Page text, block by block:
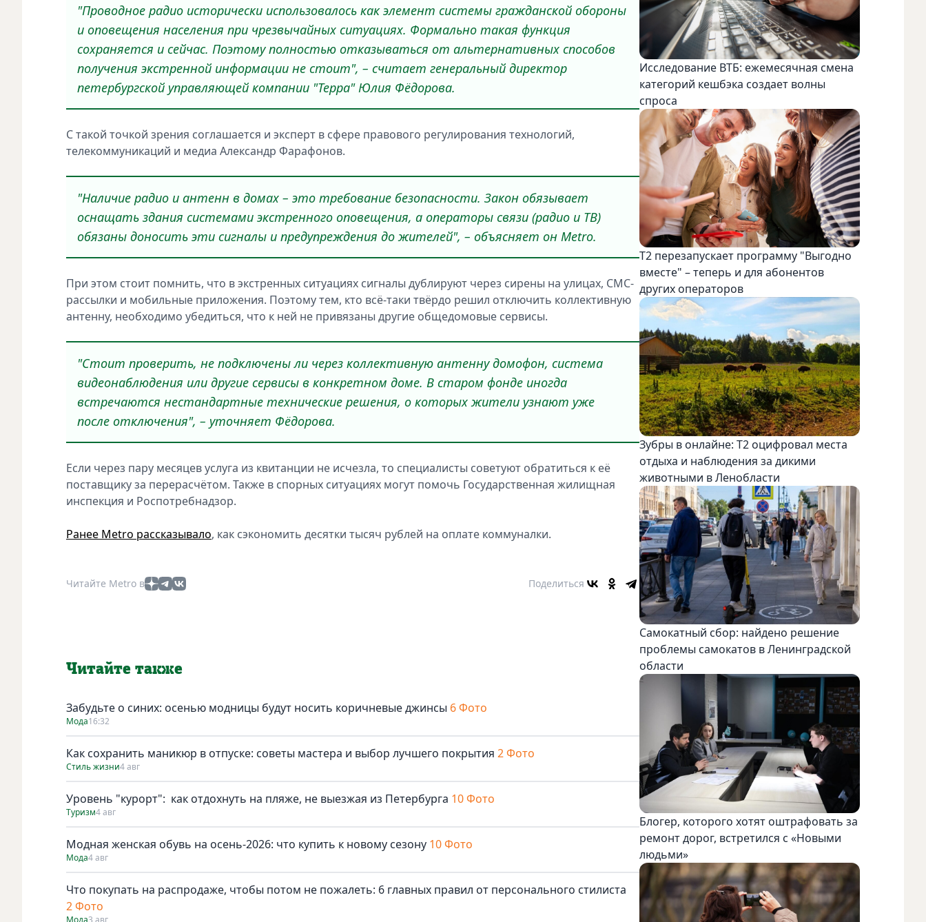
"Проводное радио исторически использовалось как элемент системы гражданской обороны
и оповещения населения при чрезвычайных ситуациях. Формально такая функция
сохраняется и сейчас. Поэтому полностью отказываться от альтернативных способов
получения экстренной информации не стоит", – считает генеральный директор
петербургской управляющей компании "Терра" Юлия Фёдорова.
С такой точкой зрения соглашается и эксперт в сфере правового регулирования технологий,
телекоммуникаций и медиа Александр Фарафонов.
"Наличие радио и антенн в домах – это требование безопасности. Закон обязывает
оснащать здания системами экстренного оповещения, а операторы связи (радио и ТВ)
обязаны доносить эти сигналы и предупреждения до жителей", – объясняет он Metro.
При этом стоит помнить, что в экстренных ситуациях сигналы дублируют через сирены на улицах, СМС-
рассылки и мобильные приложения. Поэтому тем, кто всё-таки твёрдо решил отключить коллективную
антенну, необходимо убедиться, что к ней не привязаны другие общедомовые сервисы.
"Стоит проверить, не подключены ли через коллективную антенну домофон, система
видеонаблюдения или другие сервисы в конкретном доме. В старом фонде иногда
встречаются нестандартные технические решения, о которых жители узнают уже
после отключения", – уточняет Фёдорова.
Если через пару месяцев услуга из квитанции не исчезла, то специалисты советуют обратиться к её
поставщику за перерасчётом. Также в спорных ситуациях могут помочь Государственная жилищная
инспекция и Роспотребнадзор.
Ранее Metro рассказывало, как сэкономить десятки тысяч рублей на оплате коммуналки.
Читайте Metro в Поделиться
Читайте также
Забудьте о синих: осенью модницы будут носить коричневые джинсы 6 Фото
Мода16:32
Как сохранить маникюр в отпуске: советы мастера и выбор лучшего покрытия 2 Фото
Стиль жизни4 авг
Уровень "курорт": как отдохнуть на пляже, не выезжая из Петербурга 10 Фото
Туризм4 авг
Модная женская обувь на осень-2026: что купить к новому сезону 10 Фото
Мода4 авг
Что покупать на распродаже, чтобы потом не пожалеть: 6 главных правил от персонального стилиста
2 Фото
Мода3 авг
Исследование ВТБ: ежемесячная смена
категорий кешбэка создает волны
спроса
Т2 перезапускает программу "Выгодно
вместе" – теперь и для абонентов
других операторов
Зубры в онлайне: Т2 оцифровал места
отдыха и наблюдения за дикими
животными в Ленобласти
Самокатный сбор: найдено решение
проблемы самокатов в Ленинградской
области
Блогер, которого хотят оштрафовать за
ремонт дорог, встретился с «Новыми
людьми»